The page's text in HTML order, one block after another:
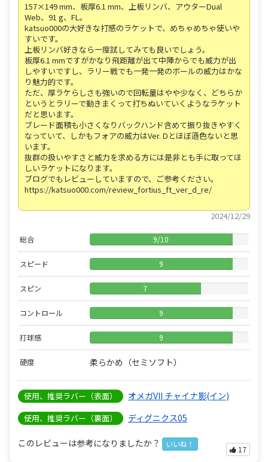
157×149 mm、板厚6.1 mm、上板リンバ、アウターDual
Web、91 g、FL。
katsuo000の大好きな打感のラケットで、めちゃめちゃ使いや
すいです。
上板リンバ好きなら一度試してみても良いでしょう。
板厚6.1 mmですがかなり飛距離が出て中陣からでも威力が出
しやすいですし、ラリー戦でも一発一発のボールの威力はかな
り魅力的です。
ただ、厚ラケらしさも強いので回転量はやや少なく、どちらか
というとラリーで動きまくって打ちぬいていくようなラケット
だと思います。
ブレード面積も小さくなりバックハンド含めて振り抜きやすく
なっていて、しかもフォアの威力はVer. Dとほぼ遜色ないと思
います。
抜群の扱いやすさと威力を求める方には是非とも手に取ってほ
しいラケットになります。
ブログでもレビューしていますので、ご参考ください。
https://katsuo000.com/review_fortius_ft_ver_d_re/
2024/12/29
総合 9/10
スピード 9
スピン 7
コントロール 9
打球感 9
硬度 柔らかめ（セミソフト）
使用、推奨ラバー（表面） オメガVII チャイナ影(イン)
使用、推奨ラバー（裏面） ディグニクス05
このレビューは参考になりましたか？ いいね！
17